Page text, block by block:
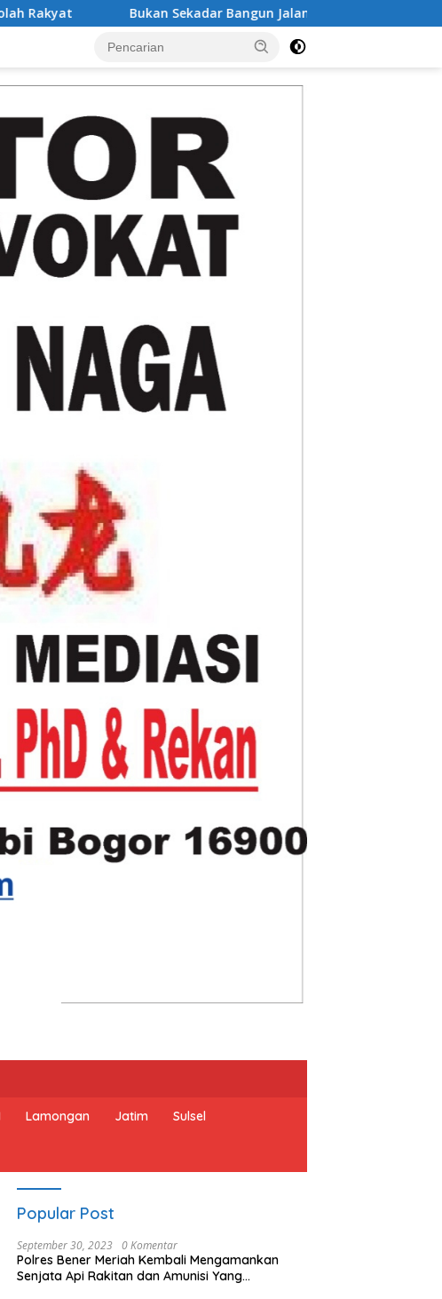
Bangun Jalan, TMMD ke-129 Bekali Petani Lhok Panah dengan
Lamongan Jatim Sulsel
Popular Post
September 30, 2023 0 Komentar
Polres Bener Meriah Kembali Mengamankan
Senjata Api Rakitan dan Amunisi Yang